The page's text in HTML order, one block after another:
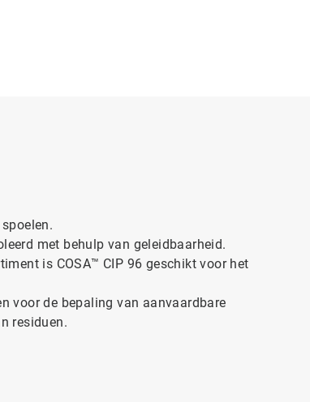
met behulp van geleidbaarheid.
is COSA™ CIP 96 geschikt voor het
voor de bepaling van aanvaardbare
residuen.